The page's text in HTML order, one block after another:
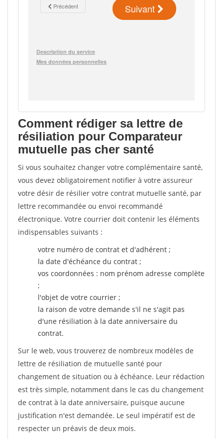
Comment rédiger sa lettre de
résiliation pour Comparateur
mutuelle pas cher santé
Si vous souhaitez changer votre complémentaire santé,
vous devez obligatoirement notifier à votre assureur
votre désir de résilier votre contrat mutuelle santé, par
lettre recommandée ou envoi recommandé
électronique. Votre courrier doit contenir les éléments
indispensables suivants :
votre numéro de contrat et d'adhérent ;
la date d'échéance du contrat ;
vos coordonnées : nom prénom adresse complète
;
l'objet de votre courrier ;
la raison de votre demande s'il ne s'agit pas
d'une résiliation à la date anniversaire du
contrat.
Sur le web, vous trouverez de nombreux modèles de
lettre de résiliation de mutuelle santé pour
changement de situation ou à échéance. Leur rédaction
est très simple, notamment dans le cas du changement
de contrat à la date anniversaire, puisque aucune
justification n'est demandée. Le seul impératif est de
respecter un préavis de deux mois.